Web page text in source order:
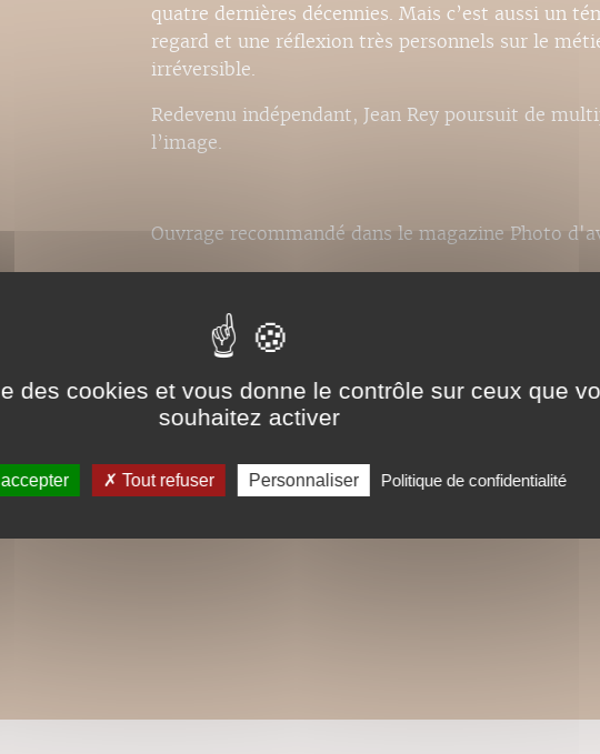
quatre dernières décennies. Mais c’est aussi un
regard et une réflexion très personnels sur le
irréversible.
Redevenu indépendant, Jean Rey poursuit de
l’image.
Ouvrage recommandé dans le magazine Photo
des cookies et vous donne le contrôle sur ceux que
souhaitez activer
Tout refuser Personnaliser Politique de confidentialité